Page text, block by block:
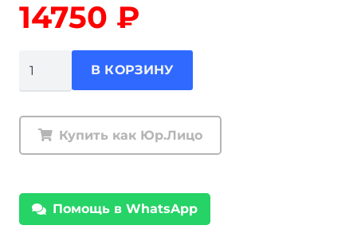
14750 ₽
9.5мм
X
DV-
В КОРЗИНУ
Купить как Юр.Лицо
Помощь в WhatsApp